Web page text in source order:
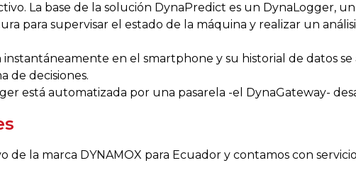
La base de la solución DynaPredict es un DynaLogger,
para supervisar el estado de la máquina y realizar un
instantáneamente en el smartphone y su historial de datos se
de decisiones.
está automatizada por una pasarela -el DynaGateway-
de la marca DYNAMOX para Ecuador y contamos con